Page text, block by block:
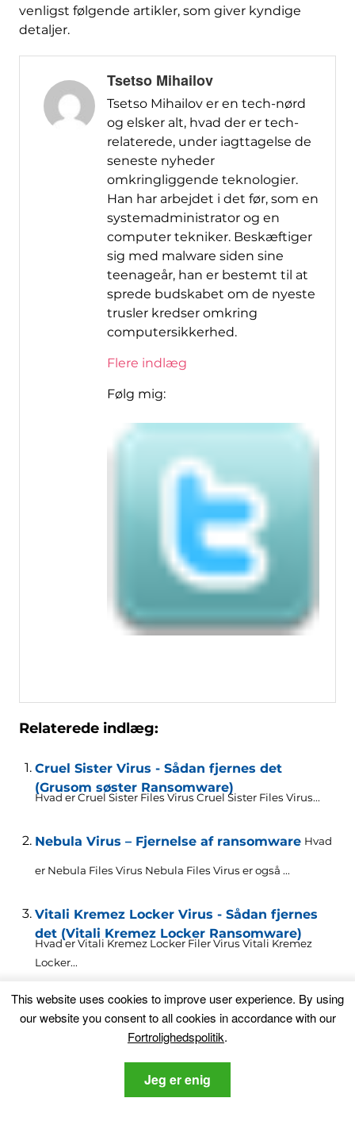
venligst følgende artikler, som giver kyndige
detaljer.
Tsetso Mihailov
Tsetso Mihailov er en tech-nørd
og elsker alt, hvad der er tech-
relaterede, under iagttagelse de
seneste nyheder
omkringliggende teknologier.
Han har arbejdet i det før, som en
systemadministrator og en
computer tekniker. Beskæftiger
sig med malware siden sine
teenageår, han er bestemt til at
sprede budskabet om de nyeste
trusler kredser omkring
computersikkerhed.
Flere indlæg
Følg mig:
Relaterede indlæg:
Cruel Sister Virus - Sådan fjernes det
(Grusom søster Ransomware)
Hvad er Cruel Sister Files Virus Cruel Sister Files Virus...
Nebula Virus – Fjernelse af ransomware Hvad
er Nebula Files Virus Nebula Files Virus er også ...
Vitali Kremez Locker Virus - Sådan fjernes
det (Vitali Kremez Locker Ransomware)
Hvad er Vitali Kremez Locker Filer Virus Vitali Kremez
Locker...
Waldo Virus - hvordan du fjerner det (Waldo
Ransomware)
Hvad er Waldo Files Virus Waldo Files Virus er også ...
PUA.Malware Crusher – Hvad er det, og
hvordan du fjerner det Helt
This website uses cookies to improve user experience. By using
our website you consent to all cookies in accordance with our
Fortrolighedspolitik.
Jeg er enig